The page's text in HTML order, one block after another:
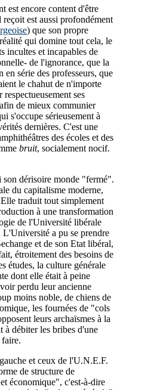
est encore content d'être
est aussi profondément
) que son propre
qui domine tout cela, le
incultes et incapables de
de l'ignorance, que la
série des professeurs, que
le chahut de n'importe
ses
de mieux communier
s'occupe sérieusement à
dernières. C'est une
des écoles et des
bruit, socialement nocif.
son dérisoire monde "fermé".
du capitalisme moderne,
traduit tout simplement
à une transformation
de l'Université libérale
L'Université a pu se prendre
et de son Etat libéral,
étroitement des besoins de
études, la culture générale
dont elle était à peine
perdu leur ancienne
moins noble, de chiens de
les fournées de "cols
leurs archaïsmes à la
débiter les bribes d'une
et ceux de l'U.N.E.F.
de structure de
économique", c'est-à-dire